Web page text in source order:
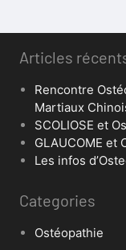
Articles
Rencontre
Martiaux
SCOLIOSE et
GLAUCOME et
Les infos
Categories
Ostéopathie